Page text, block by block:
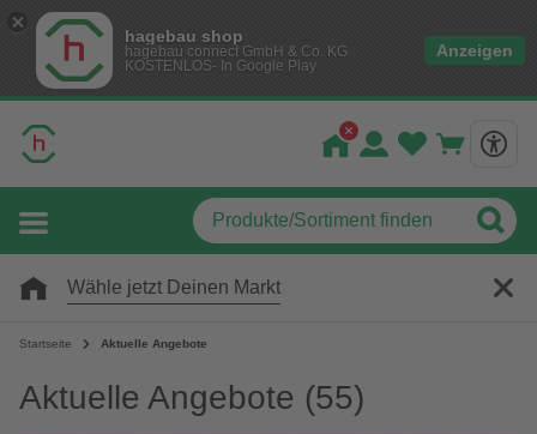
hagebau shop
hagebau connect GmbH & Co. KG
KOSTENLOS- In Google Play
Anzeigen
Wähle jetzt Deinen Markt
Startseite Aktuelle Angebote
Aktuelle Angebote (55)